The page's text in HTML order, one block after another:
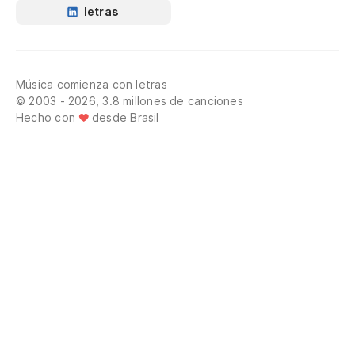
letras
Música comienza con letras
© 2003 - 2026, 3.8 millones de canciones
Hecho con
desde Brasil